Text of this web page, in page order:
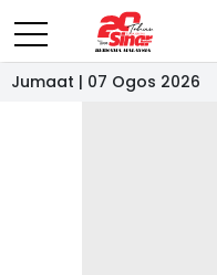
Jumaat | 07 Ogos 2026